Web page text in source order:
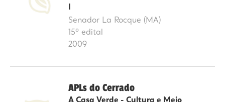
Senador La Rocque (MA)
15º edital
2009
APLs do Cerrado